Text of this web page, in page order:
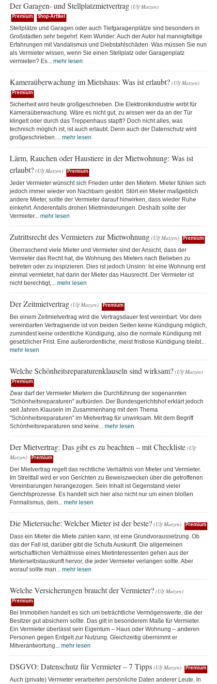
Der Garagen- und Stellplatzmietvertrag (Ulf Matzen)
Premium Shop-Artikel
Stellplätze und Garagen oder auch Tiefgaragenplätze sind besonders in
Großstädten sehr begehrt. Kein Wunder: Auch der Autor hat mannigfaltige
Erfahrungen mit Vandalismus und Diebstahlschäden. Was müssen Sie nun
als Vermieter wissen, wenn Sie einen Stellplatz oder Garagenplatz
vermieten? Es... mehr lesen
Kameraüberwachung im Mietshaus: Was ist erlaubt? (Ulf Matzen)
Premium
Sicherheit wird heute großgeschrieben. Die Elektronikindustrie wirbt für
Kameraüberwachung. Wäre es nicht gut, zu wissen wer da an der Tür
klingelt oder durch das Treppenhaus stapft? Doch nicht alles, was
technisch möglich ist, ist auch erlaubt. Denn auch der Datenschutz wird
großgeschrieben.... mehr lesen
Lärm, Rauchen oder Haustiere in der Mietwohnung: Was ist
erlaubt? (Ulf Matzen) Premium
Jeder Vermieter wünscht sich Frieden unter den Mietern. Mieter fühlen sich
jedoch immer wieder von Nachbarn gestört. Stört ein Mieter maßgeblich
andere Mieter, sollte der Vermieter darauf hinwirken, dass wieder Ruhe
einkehrt. Anderenfalls drohen Mietminderungen. Deshalb sollte der
Vermieter... mehr lesen
Zutrittsrecht des Vermieters zur Mietwohnung (Ulf Matzen) Premium
Überraschend viele Mieter und Vermieter sind der Ansicht, dass der
Vermieter das Recht hat, die Wohnung des Mieters nach Belieben zu
betreten oder zu inspizieren. Dies ist jedoch Unsinn: Ist eine Wohnung erst
einmal vermietet, hat darin der Mieter das Hausrecht. Der Vermieter ist
nicht berechtigt,... mehr lesen
Der Zeitmietvertrag (Ulf Matzen) Premium
Bei einem Zeitmietvertrag wird die Vertragsdauer fest vereinbart. Vor dem
vereinbarten Vertragsende ist von beiden Seiten keine Kündigung möglich,
zumindest keine ordentliche Kündigung, also die normale Kündigung mit
gesetzlicher Frist. Eine außerordentliche, meist fristlose Kündigung bleibt...
mehr lesen
Welche Schönheitsreparaturenklauseln sind wirksam? (Ulf Matzen)
Premium
Zwar darf der Vermieter Mietern die Durchführung der sogenannten
"Schönheitsreparaturen" aufbürden. Der Bundesgerichtshof erklärt jedoch
seit Jahren Klauseln im Zusammenhang mit dem Thema
"Schönheitsreparaturen" im Mietvertrag für unwirksam. Mit dem Begriff
Schönheitsreparaturen sind keine... mehr lesen
Der Mietvertrag: Das gibt es zu beachten – mit Checkliste (Ulf
Matzen)
Premium
Der Mietvertrag regelt das rechtliche Verhältnis von Mieter und Vermieter.
Im Streitfall wird er von Gerichten zu Beweiszwecken über die getroffenen
Vereinbarungen herangezogen. Sein Inhalt ist Gegenstand vieler
Gerichtsprozesse. Es handelt sich hier also nicht nur um einen bloßen
Formalismus, dem... mehr lesen
Die Mietersuche: Welcher Mieter ist der beste? (Ulf Matzen) Premium
Dass ein Mieter die Miete zahlen kann, ist eine Grundvoraussetzung. Ob
das der Fall ist, darüber gibt die Schufa Auskunft. Die allgemeinen
wirtschaftlichen Verhältnisse eines Mietinteressenten gehen aus der
Mieterselbstauskunft hervor, die jeder Vermieter verlangen sollte. Aber
worauf sollte man... mehr lesen
Welche Versicherungen braucht der Vermieter? (Ulf Matzen)
Premium
Bei Immobilien handelt es sich um beträchtliche Vermögenswerte, die der
Besitzer gut absichern sollte. Das gilt in besonderem Maße für Vermieter.
Ein Vermieter überlässt sein Eigentum – Haus oder Wohnung – anderen
Personen gegen Entgelt zur Nutzung. Gleichzeitig übernimmt er
Mitverantwortung... mehr lesen
DSGVO: Datenschutz für Vermieter – 7 Tipps (Ulf Matzen) Premium
Auch (private) Vermieter verarbeiten persönliche Daten anderer Leute. In